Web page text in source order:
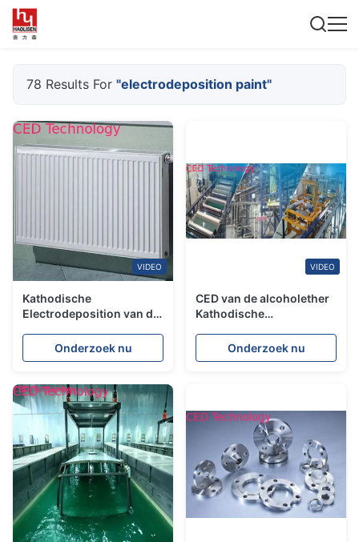
78 Results For "electrodeposition paint"
VIDEO
Kathodische
Electrodeposition van de
Organisch Zuur met een
laag bedekken
Onderzoek nu
VIDEO
CED van de alcoholether
Kathodische
Onderzoek nu